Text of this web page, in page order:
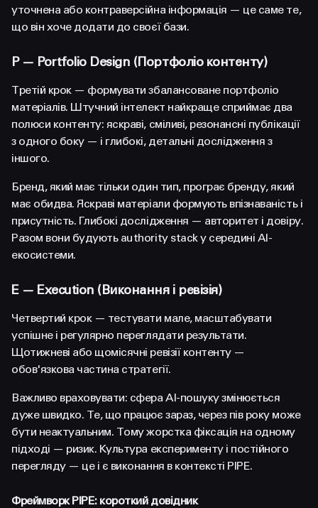
уточнена або контраверсійна інформація — це саме те,
що він хоче додати до своєї бази.
P — Portfolio Design (Портфоліо контенту)
Третій крок — формувати збалансоване портфоліо
матеріалів. Штучний інтелект найкраще сприймає два
полюси контенту: яскраві, сміливі, резонансні публікації
з одного боку — і глибокі, детальні дослідження з
іншого.
Бренд, який має тільки один тип, програє бренду, який
має обидва. Яскраві матеріали формують впізнаваність і
присутність. Глибокі дослідження — авторитет і довіру.
Разом вони будують authority stack у середині AI-
екосистеми.
E — Execution (Виконання і ревізія)
Четвертий крок — тестувати мале, масштабувати
успішне і регулярно переглядати результати.
Щотижневі або щомісячні ревізії контенту —
обов'язкова частина стратегії.
Важливо враховувати: сфера AI-пошуку змінюється
дуже швидко. Те, що працює зараз, через пів року може
бути неактуальним. Тому жорстка фіксація на одному
підході — ризик. Культура експерименту і постійного
перегляду — це і є виконання в контексті PIPE.
Фреймворк PIPE: короткий довідник